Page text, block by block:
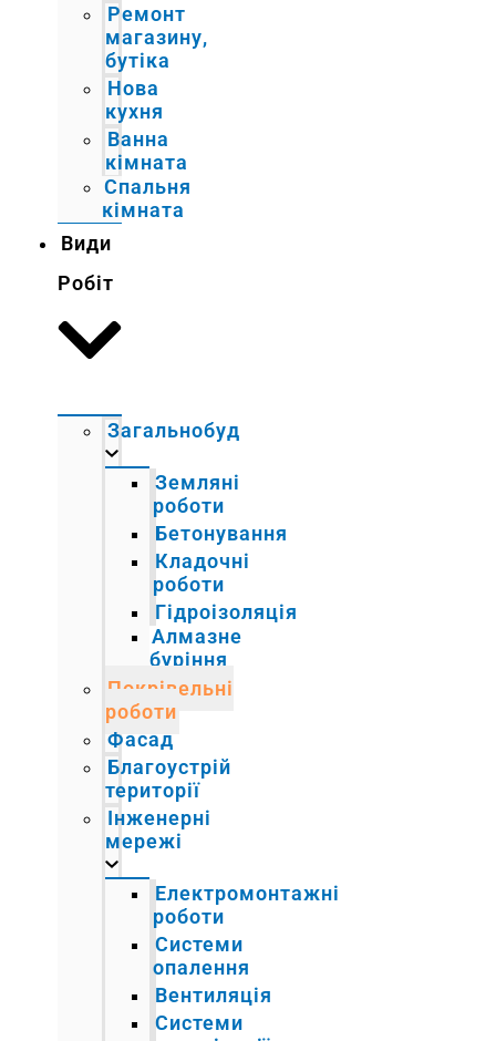
Ремонт
магазину,
бутіка
Нова
кухня
Ванна
кімната
Спальня
кімната
Види
Робіт
Загальнобуд
Земляні
роботи
Бетонування
Кладочні
роботи
Гідроізоляція
Алмазне
буріння
Покрівельні
роботи
Фасад
Благоустрій
території
Інженерні
мережі
Електромонтажні
роботи
Системи
опалення
Вентиляція
Системи